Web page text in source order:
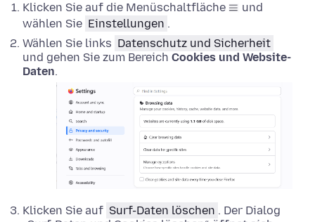
Klicken Sie auf die Menüschaltfläche
und
wählen Sie Einstellungen .
Wählen Sie links Datenschutz und Sicherheit
und gehen Sie zum Bereich Cookies und Website-
Daten.
Klicken Sie auf Surf-Daten löschen . Der Dialog